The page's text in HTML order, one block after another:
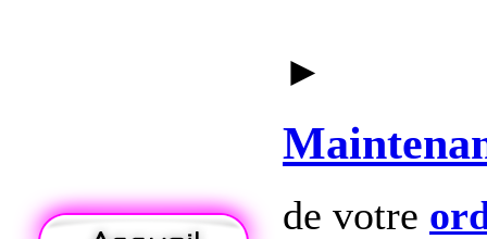
►
de votre